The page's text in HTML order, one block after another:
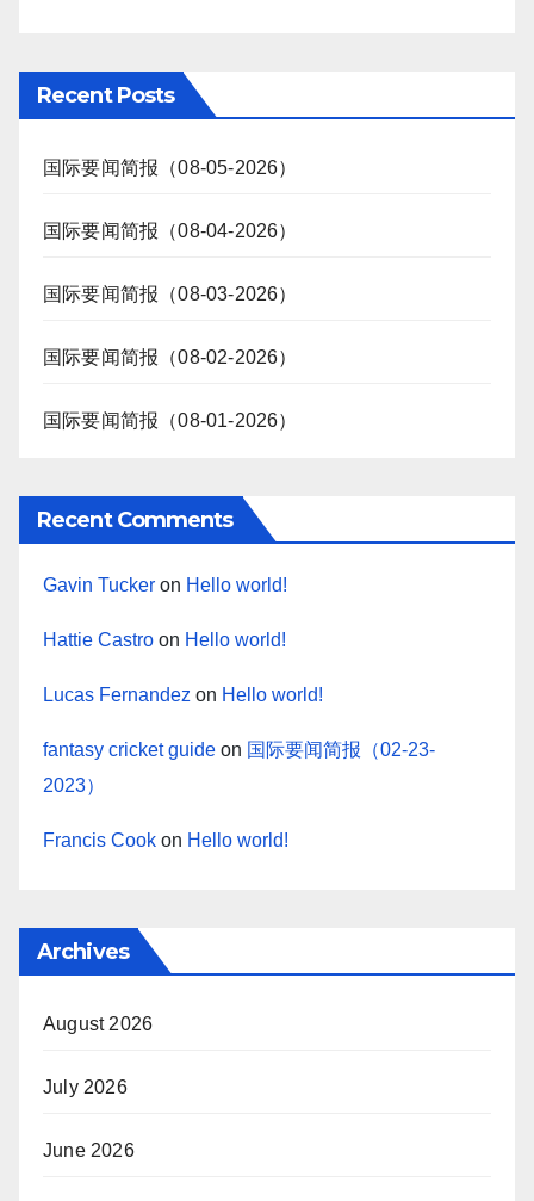
Recent Posts
国际要闻简报（08-05-2026）
国际要闻简报（08-04-2026）
国际要闻简报（08-03-2026）
国际要闻简报（08-02-2026）
国际要闻简报（08-01-2026）
Recent Comments
Gavin Tucker on Hello world!
Hattie Castro on Hello world!
Lucas Fernandez on Hello world!
fantasy cricket guide on 国际要闻简报（02-23-
2023）
Francis Cook on Hello world!
Archives
August 2026
July 2026
June 2026